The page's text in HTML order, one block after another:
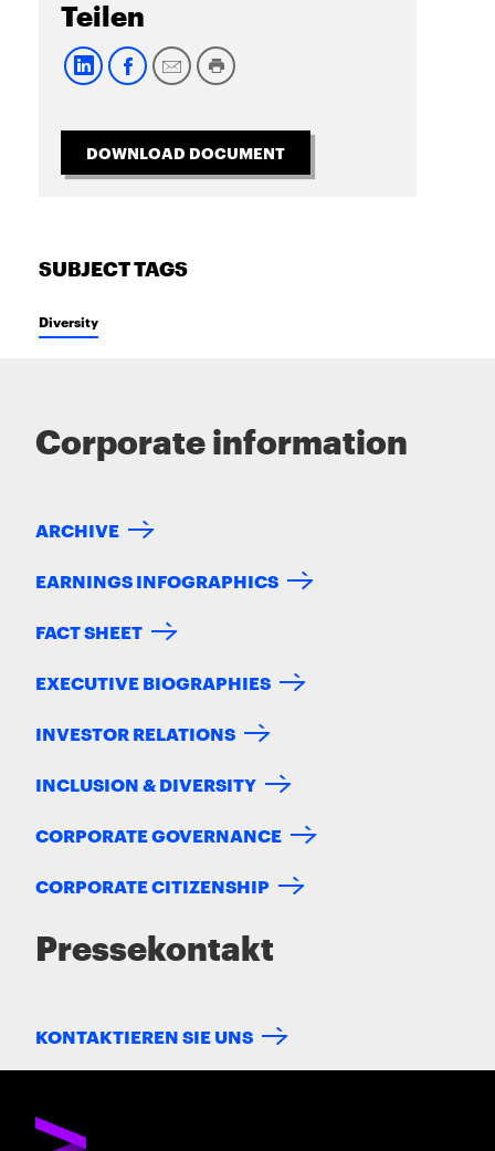
Teilen
DOWNLOAD DOCUMENT
SUBJECT TAGS
Diversity
Corporate information
ARCHIVE
EARNINGS INFOGRAPHICS
FACT SHEET
EXECUTIVE BIOGRAPHIES
INVESTOR RELATIONS
INCLUSION & DIVERSITY
CORPORATE GOVERNANCE
CORPORATE CITIZENSHIP
Pressekontakt
KONTAKTIEREN SIE UNS